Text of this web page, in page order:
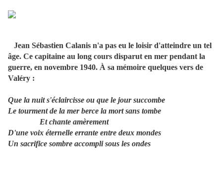
Jean Sébastien Calanis n'a pas eu le loisir d'atteindre un tel
âge. Ce capitaine au long cours disparut en mer pendant la
guerre, en novembre 1940. À sa mémoire quelques vers de
Valéry :
Que la nuit s'éclaircisse ou que le jour succombe
Le tourment de la mer berce la mort sans tombe
Et chante amèrement
D'une voix éternelle errante entre deux mondes
Un sacrifice sombre accompli sous les ondes